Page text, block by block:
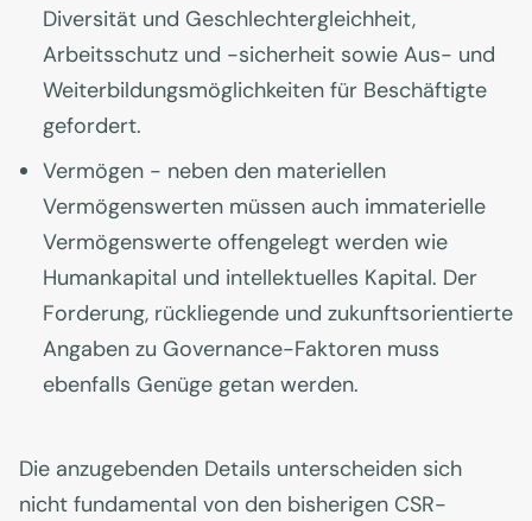
Diversität und Geschlechtergleichheit,
Arbeitsschutz und -sicherheit sowie Aus- und
Weiterbildungsmöglichkeiten für Beschäftigte
gefordert.
Vermögen - neben den materiellen
Vermögenswerten müssen auch immaterielle
Vermögenswerte offengelegt werden wie
Humankapital und intellektuelles Kapital. Der
Forderung, rückliegende und zukunftsorientierte
Angaben zu Governance-Faktoren muss
ebenfalls Genüge getan werden.
Die anzugebenden Details unterscheiden sich
nicht fundamental von den bisherigen CSR-